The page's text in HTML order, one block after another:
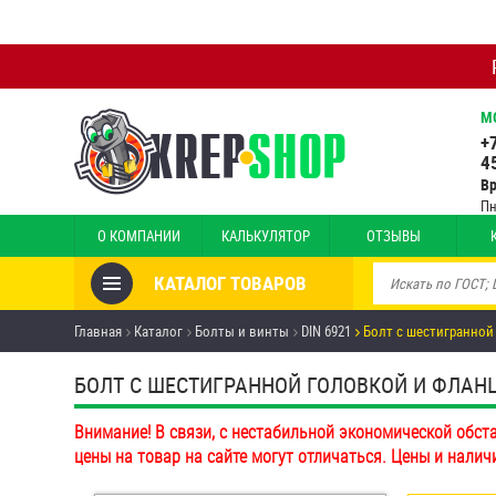
О КОМПАНИИ КАЛЬКУЛЯТОР ОТЗЫВЫ
КАТАЛОГ ТОВАРОВ
Товары со скидкой
Анкеры
Антивандальный крепёж,
инструмент
Болты и винты
Главная Каталог Болты и винты DIN 6921 Болт с
БОЛТ С ШЕСТИГРАННОЙ ГОЛОВКОЙ И
Внимание! В связи, с нестабильной экономической
цены на товар на сайте могут отличаться. Цены и